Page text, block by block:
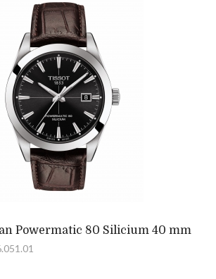
Powermatic 80 Silicium 40 mm